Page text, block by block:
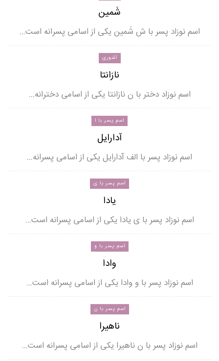
شَمین
اسم نوزاد پسر با ش شَمین یکی از اسامی پسرانه است…
آشوری
نازانتا
اسم نوزاد دختر با ن نازانتا یکی از اسامی دخترانه…
اسم پسر با ا
آدارایل
اسم نوزاد پسر با الف آدارایل یکی از اسامی پسرانه…
اسم پسر با ی
یادا
اسم نوزاد پسر با ی یادا یکی از اسامی پسرانه است…
اسم پسر با و
وادا
اسم نوزاد پسر با و وادا یکی از اسامی پسرانه است…
اسم پسر با ن
ناهیرا
اسم نوزاد پسر با ن ناهیرا یکی از اسامی پسرانه است…